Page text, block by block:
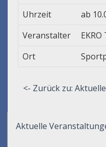
Uhrzeit
ab
Veranstalter
Ort
<- Zurück zu:
Aktuelle